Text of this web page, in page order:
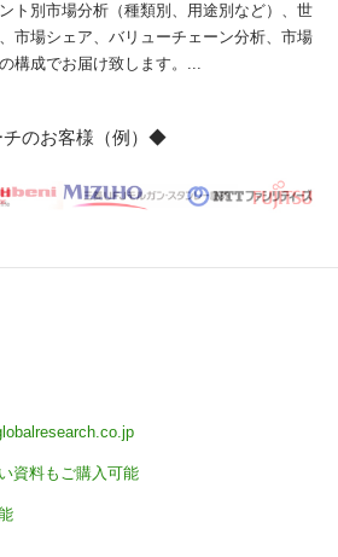
ト別市場分析（種類別、用途別など）、世
市場シェア、バリューチェーン分析、市場
構成でお届け致します。...
のお客様（例）◆
資料もご購入可能